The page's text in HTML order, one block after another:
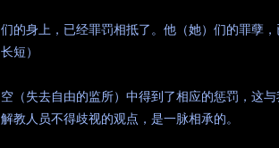
们的身上，已经罪罚相抵了。他（她）们的罪孽
长短）
空（失去自由的监所）中得到了相应的惩罚，这
解教人员不得歧视的观点，是一脉相承的。